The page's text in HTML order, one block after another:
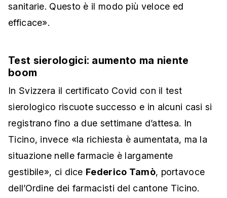
sanitarie. Questo è il modo più veloce ed
efficace».
Test sierologici: aumento ma niente
boom
In Svizzera il certificato Covid con il test
sierologico riscuote successo e in alcuni casi si
registrano fino a due settimane d’attesa. In
Ticino, invece «la richiesta è aumentata, ma la
situazione nelle farmacie è largamente
gestibile», ci dice Federico Tamò, portavoce
dell’Ordine dei farmacisti del cantone Ticino.